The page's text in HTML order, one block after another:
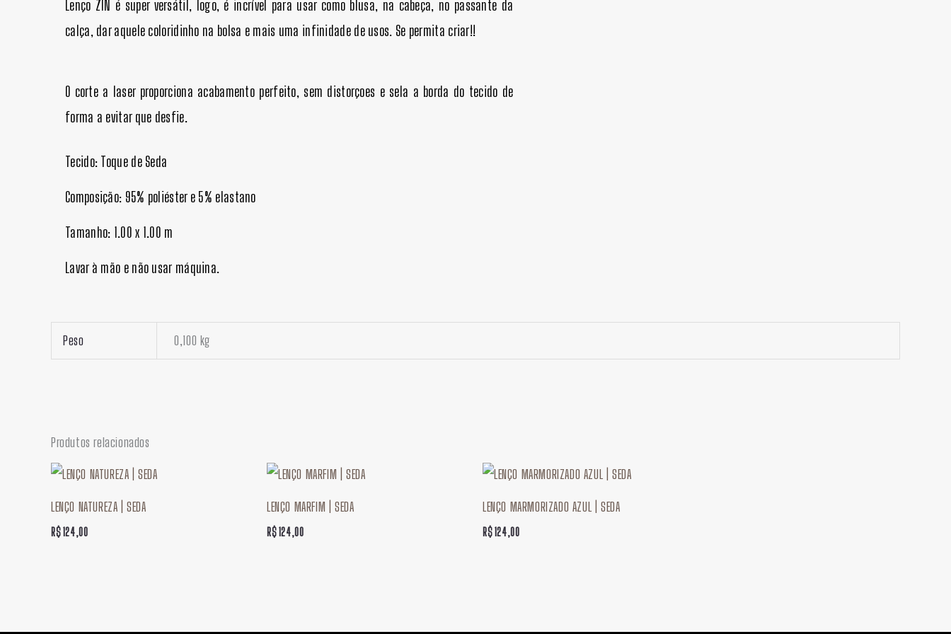
Lenço ZIN é super versátil, logo, é incrível para usar como blusa, na cabeça, no passante da
calça, dar aquele coloridinho na bolsa e mais uma infinidade de usos. Se permita criar!!
O corte a laser proporciona acabamento perfeito, sem distorçoes e sela a borda do tecido de
forma a evitar que desfie.
Tecido: Toque de Seda
Composição: 95% poliéster e 5% elastano
Tamanho: 1.00 x 1.00 m
Lavar à mão e não usar máquina.
Peso 0,100 kg
Produtos relacionados
LENÇO NATUREZA | SEDA
R$124,00
LENÇO MARFIM | SEDA
R$124,00
LENÇO MARMORIZADO AZUL | SEDA
R$124,00